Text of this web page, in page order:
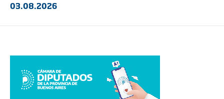
03.08.2026